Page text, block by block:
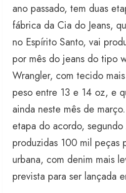
ano passado, tem duas
fábrica da Cia do Jeans,
no Espírito Santo, vai
por mês do jeans do tipo
Wrangler, com tecido
peso entre 13 e 14 oz, e
ainda neste mês de
etapa do acordo,
produzidas 100 mil peças
urbana, com denim mais
prevista para ser lançada